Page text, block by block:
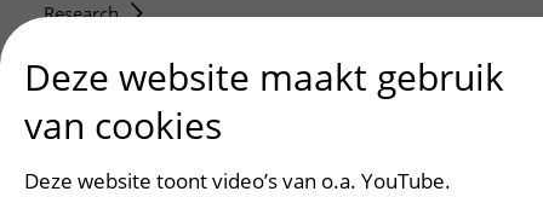
Research
Research groups
Researchers
Deze website maakt gebruik
van cookies
Deze website toont video’s van o.a. YouTube.